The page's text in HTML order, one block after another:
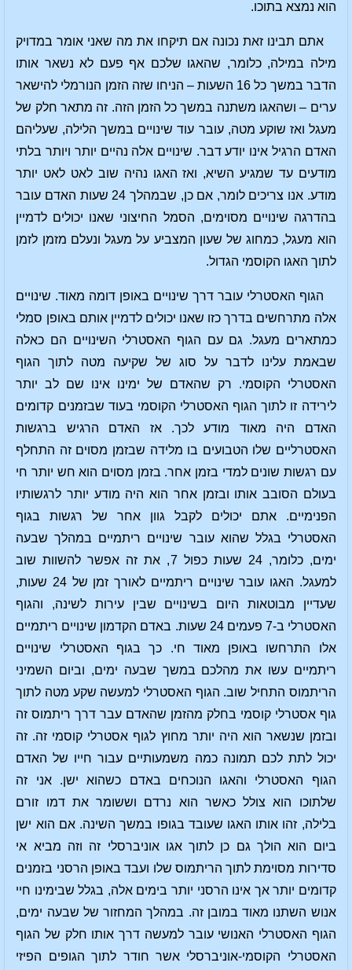
הוא נמצא בתוכו.
אתם תבינו זאת נכונה אם תיקחו את מה שאני אומר במדויק
מילה במילה, כלומר, שהאגו שלכם אף פעם לא נשאר אותו
הדבר במשך כל 16 השעות – הניחו שזה הזמן הנורמלי להישאר
ערים – ושהאגו משתנה במשך כל הזמן הזה. זה מתאר חלק של
מעגל ואז שוקע מטה, עובר עוד שינויים במשך הלילה, שעליהם
האדם הרגיל אינו יודע דבר. שינויים אלה נהיים יותר ויותר בלתי
מודעים עד שמגיע השיא, ואז האגו נהיה שוב לאט לאט יותר
מודע. אנו צריכים לומר, אם כן, שבמהלך 24 שעות האדם עובר
בהדרגה שינויים מסוימים, הסמל החיצוני שאנו יכולים לדמיין
הוא מעגל, כמחוג של שעון המצביע על מעגל ונעלם מזמן לזמן
לתוך האגו הקוסמי הגדול.
הגוף האסטרלי עובר דרך שינויים באופן דומה מאוד. שינויים
אלה מתרחשים בדרך כזו שאנו יכולים לדמיין אותם באופן סמלי
כמתארים מעגל. גם עם הגוף האסטרלי השינויים הם כאלה
שבאמת עלינו לדבר על סוג של שקיעה מטה לתוך הגוף
האסטרלי הקוסמי. רק שהאדם של ימינו אינו שם לב יותר
לירידה זו לתוך הגוף האסטרלי הקוסמי בעוד שבזמנים קדומים
האדם היה מאוד מודע לכך. אז האדם הרגיש ברגשות
האסטרליים שלו הטבועים בו מלידה שבזמן מסוים זה התחלף
עם רגשות שונים למדי בזמן אחר. בזמן מסוים הוא חש יותר חי
בעולם הסובב אותו ובזמן אחר הוא היה מודע יותר לרגשותיו
הפנימיים. אתם יכולים לקבל גוון אחר של רגשות בגוף
האסטרלי בגלל שהוא עובר שינויים ריתמיים במהלך שבעה
ימים, כלומר, 24 שעות כפול 7, את זה אפשר להשוות שוב
למעגל. האגו עובר שינויים ריתמיים לאורך זמן של 24 שעות,
שעדיין מבוטאות היום בשינויים שבין עירות לשינה, והגוף
האסטרלי ב-7 פעמים 24 שעות. באדם הקדמון שינויים ריתמיים
אלו התרחשו באופן מאוד חי. כך בגוף האסטרלי שינויים
ריתמיים עשו את מהלכם במשך שבעה ימים, וביום השמיני
הריתמוס התחיל שוב. הגוף האסטרלי למעשה שקע מטה לתוך
גוף אסטרלי קוסמי בחלק מהזמן שהאדם עבר דרך ריתמוס זה
ובזמן שנשאר הוא היה יותר מחוץ לגוף אסטרלי קוסמי זה. זה
יכול לתת לכם תמונה כמה משמעותיים עבור חייו של האדם
הגוף האסטרלי והאגו הנוכחים באדם כשהוא ישן. אני זה
שלתוכו הוא צולל כאשר הוא נרדם וששומר את דמו זורם
בלילה, זהו אותו האגו שעובד בגופו במשך השינה. אם הוא ישן
ביום הוא הולך גם כן לתוך אגו אוניברסלי זה וזה מביא אי
סדירות מסוימת לתוך הריתמוס שלו ועבד באופן הרסני בזמנים
קדומים יותר אך אינו הרסני יותר בימים אלה, בגלל שבימינו חיי
אנוש השתנו מאוד במובן זה. במהלך המחזור של שבעה ימים,
הגוף האסטרלי האנושי עובר למעשה דרך אותו חלק של הגוף
האסטרלי הקוסמי-אוניברסלי אשר חודר לתוך הגופים הפיזי